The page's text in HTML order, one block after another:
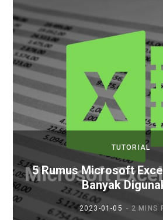
TUTORIAL
5 Rumus Microsoft
Banyak
2023-01-05 2 MINS